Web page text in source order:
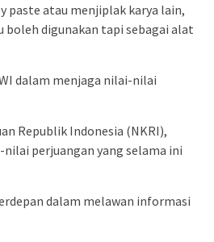
paste atau menjiplak karya lain,
boleh digunakan tapi sebagai alat
dalam menjaga nilai-nilai
Republik Indonesia (NKRI),
perjuangan yang selama ini
dalam melawan informasi